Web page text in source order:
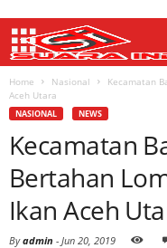
Home Nasional
Kecamatan
Aceh Utara
NASIONAL NEWS
Kecamatan
Bertahan
Ikan Aceh
Byadmin - Jun 20, 2019